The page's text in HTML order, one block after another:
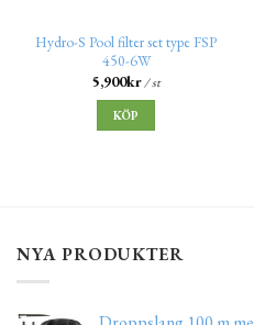
Hydro-S Pool filter set type FSP
450-6W
5,900kr/ st
KÖP
NYA PRODUKTER